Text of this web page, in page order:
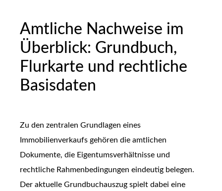
Amtliche Nachweise im
Überblick: Grundbuch,
Flurkarte und rechtliche
Basisdaten
Zu den zentralen Grundlagen eines
Immobilienverkaufs gehören die amtlichen
Dokumente, die Eigentumsverhältnisse und
rechtliche Rahmenbedingungen eindeutig belegen.
Der aktuelle Grundbuchauszug spielt dabei eine